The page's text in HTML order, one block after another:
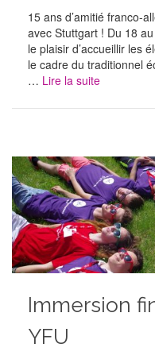
15 ans d’amitié franco-
avec Stuttgart ! Du 18
le plaisir d’accueillir les
le cadre du traditionnel
… Lire la suite
Immersion
YFU